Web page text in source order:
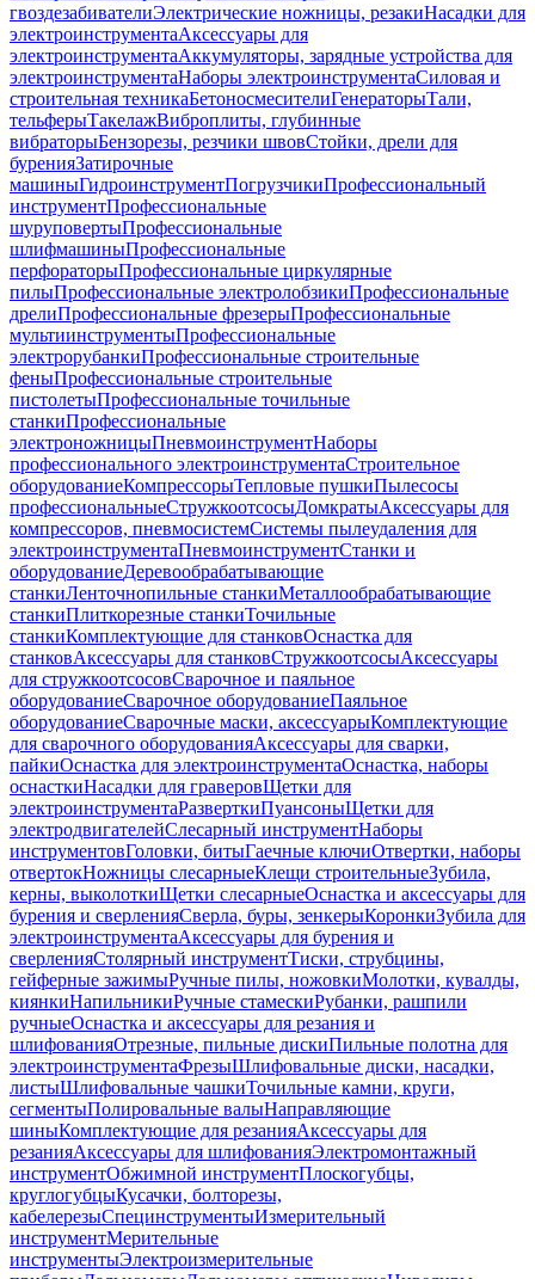
гвоздезабивателиЭлектрические ножницы, резакиНасадки для
электроинструментаАксессуары для
электроинструментаАккумуляторы, зарядные устройства для
электроинструментаНаборы электроинструментаСиловая и
строительная техникаБетоносмесителиГенераторыТали,
тельферыТакелажВиброплиты, глубинные
вибраторыБензорезы, резчики швовСтойки, дрели для
буренияЗатирочные
машиныГидроинструментПогрузчикиПрофессиональный
инструментПрофессиональные
шуруповертыПрофессиональные
шлифмашиныПрофессиональные
перфораторыПрофессиональные циркулярные
пилыПрофессиональные электролобзикиПрофессиональные
дрелиПрофессиональные фрезерыПрофессиональные
мультиинструментыПрофессиональные
электрорубанкиПрофессиональные строительные
феныПрофессиональные строительные
пистолетыПрофессиональные точильные
станкиПрофессиональные
электроножницыПневмоинструментНаборы
профессионального электроинструментаСтроительное
оборудованиеКомпрессорыТепловые пушкиПылесосы
профессиональныеСтружкоотсосыДомкратыАксессуары для
компрессоров, пневмосистемСистемы пылеудаления для
электроинструментаПневмоинструментСтанки и
оборудованиеДеревообрабатывающие
станкиЛенточнопильные станкиМеталлообрабатывающие
станкиПлиткорезные станкиТочильные
станкиКомплектующие для станковОснастка для
станковАксессуары для станковСтружкоотсосыАксессуары
для стружкоотсосовСварочное и паяльное
оборудованиеСварочное оборудованиеПаяльное
оборудованиеСварочные маски, аксессуарыКомплектующие
для сварочного оборудованияАксессуары для сварки,
пайкиОснастка для электроинструментаОснастка, наборы
оснасткиНасадки для граверовЩетки для
электроинструментаРазверткиПуансоныЩетки для
электродвигателейСлесарный инструментНаборы
инструментовГоловки, битыГаечные ключиОтвертки, наборы
отвертокНожницы слесарныеКлещи строительныеЗубила,
керны, выколоткиЩетки слесарныеОснастка и аксессуары для
бурения и сверленияСверла, буры, зенкерыКоронкиЗубила для
электроинструментаАксессуары для бурения и
сверленияСтолярный инструментТиски, струбцины,
гейферные зажимыРучные пилы, ножовкиМолотки, кувалды,
киянкиНапильникиРучные стамескиРубанки, рашпили
ручныеОснастка и аксессуары для резания и
шлифованияОтрезные, пильные дискиПильные полотна для
электроинструментаФрезыШлифовальные диски, насадки,
листыШлифовальные чашкиТочильные камни, круги,
сегментыПолировальные валыНаправляющие
шиныКомплектующие для резанияАксессуары для
резанияАксессуары для шлифованияЭлектромонтажный
инструментОбжимной инструментПлоскогубцы,
круглогубцыКусачки, болторезы,
кабелерезыСпецинструментыИзмерительный
инструментМерительные
инструментыЭлектроизмерительные